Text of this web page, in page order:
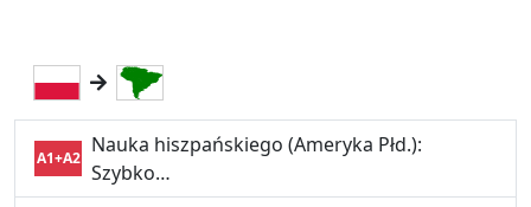
A1+A2
Nauka hiszpańskiego (Ameryka Płd.):
Szybko…